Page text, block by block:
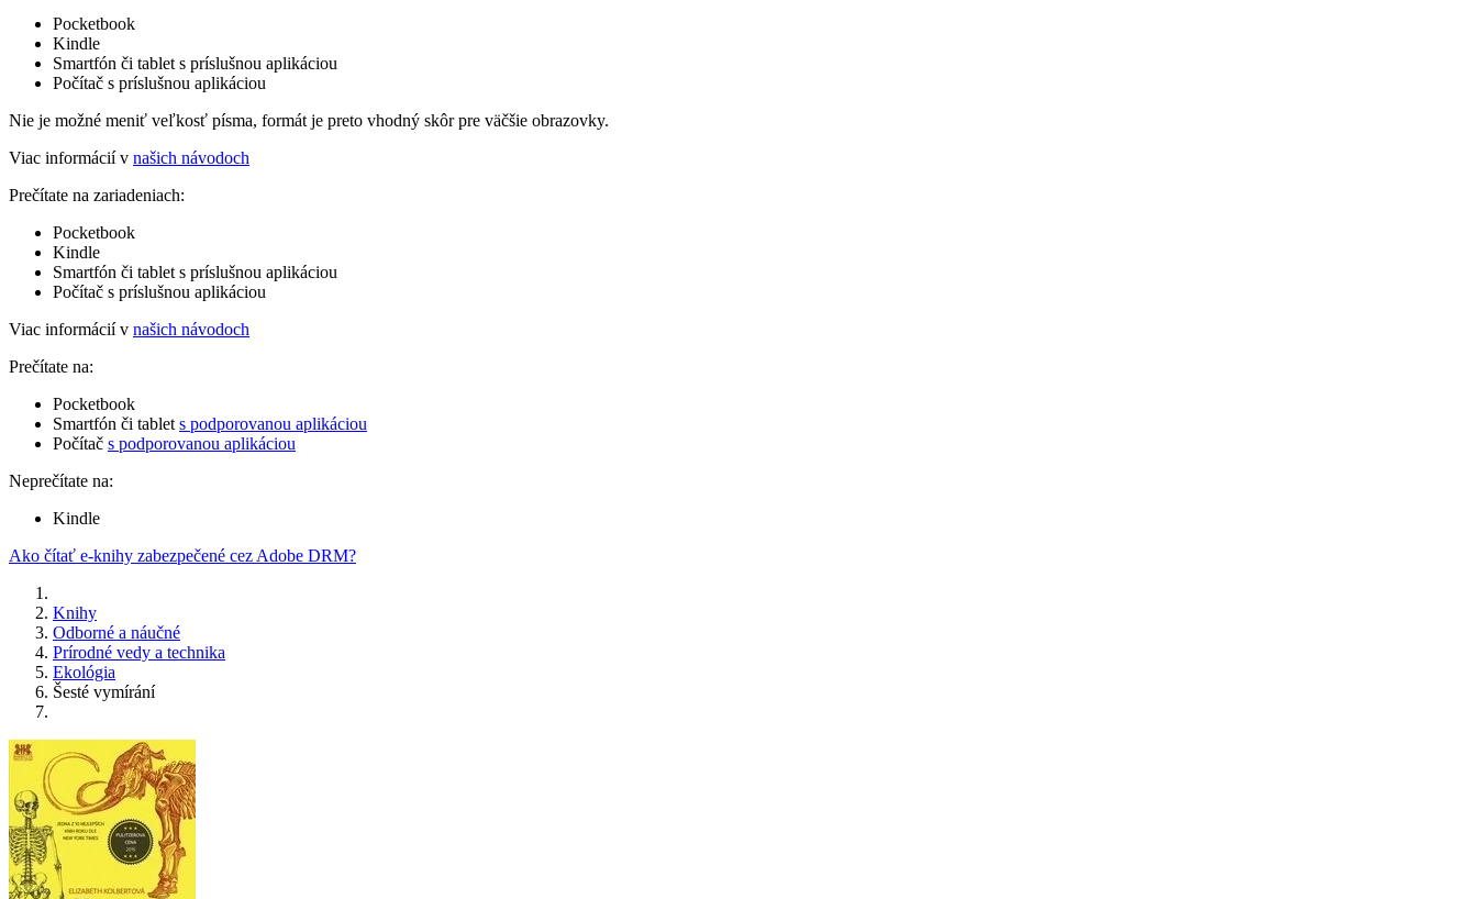
Pocketbook
Kindle
Smartfón či tablet s príslušnou aplikáciou
Počítač s príslušnou aplikáciou
Nie je možné meniť veľkosť písma, formát je preto vhodný skôr pre väčšie obrazovky.
Viac informácií v našich návodoch
Prečítate na zariadeniach:
Pocketbook
Kindle
Smartfón či tablet s príslušnou aplikáciou
Počítač s príslušnou aplikáciou
Viac informácií v našich návodoch
Prečítate na:
Pocketbook
Smartfón či tablet s podporovanou aplikáciou
Počítač s podporovanou aplikáciou
Neprečítate na:
Kindle
Ako čítať e-knihy zabezpečené cez Adobe DRM?
Knihy
Odborné a náučné
Prírodné vedy a technika
Ekológia
Šesté vymírání